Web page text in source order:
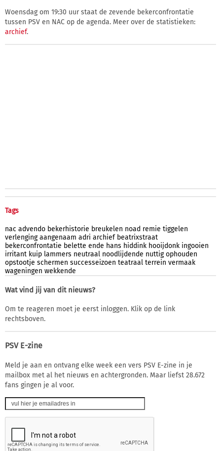
Woensdag om 19:30 uur staat de zevende bekerconfrontatie
tussen PSV en NAC op de agenda. Meer over de statistieken:
archief.
Tags
nac advendo bekerhistorie breukelen noad remie tiggelen
verlenging aangenaam adri archief beatrixstraat
bekerconfrontatie belette ende hans hiddink hooijdonk ingooien
irritant kuip lammers neutraal noodlijdende nuttig ophouden
opstootje schermen successeizoen teatraal terrein vermaak
wageningen wekkende
Wat vind jij van dit nieuws?
Om te reageren moet je eerst inloggen. Klik op de link
rechtsboven.
PSV E-zine
Meld je aan en ontvang elke week een vers PSV E-zine in je
mailbox met al het nieuws en achtergronden. Maar liefst 28.672
fans gingen je al voor.